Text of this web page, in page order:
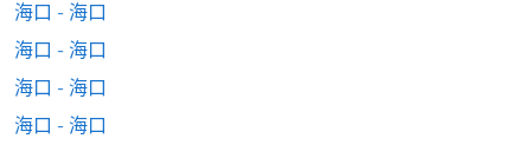
海口 - 海口
海口 - 海口
海口 - 海口
海口 - 海口